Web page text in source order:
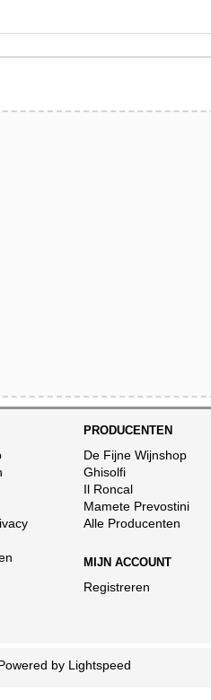
PRODUCENTEN
De Fijne Wijnshop
Ghisolfi
Il Roncal
Mamete Prevostini
Alle Producenten
MIJN ACCOUNT
Registreren
by Lightspeed